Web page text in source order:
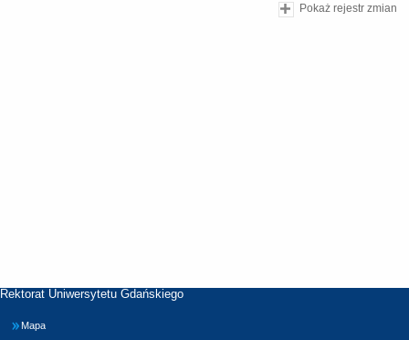
Pokaż rejestr zmian
Rektorat Uniwersytetu Gdańskiego
Mapa